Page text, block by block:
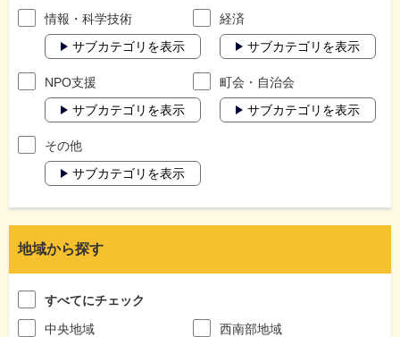
情報・科学技術
サブカテゴリを表示
経済
サブカテゴリを表示
NPO支援
サブカテゴリを表示
町会・自治会
サブカテゴリを表示
その他
サブカテゴリを表示
地域から探す
すべてにチェック
中央地域
西南部地域